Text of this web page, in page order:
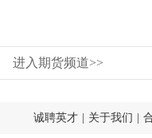
进入期货频道>>
诚聘英才 关于我们